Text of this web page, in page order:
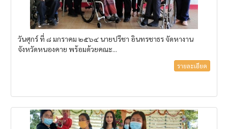
วันศุกร์ ที่ ๘ มกราคม ๒๕๖๔ นายปรีชา อินทรชาธร จัดหางาน
จังหวัดหนองคาย พร้อมด้วยคณะ...
รายละเอียด